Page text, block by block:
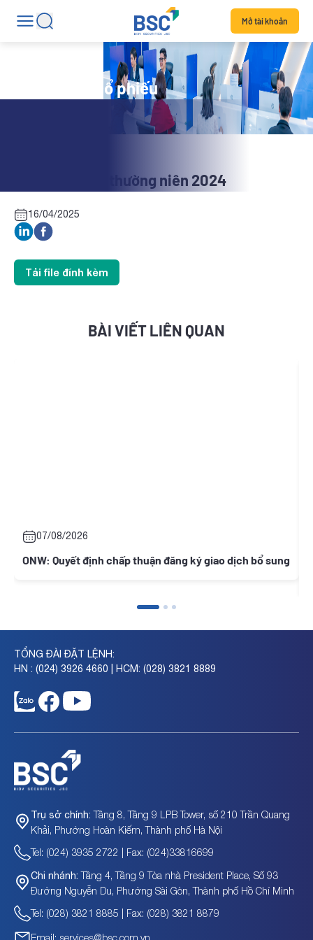
Mở tài khoản
Tin tức mã cổ phiếu
SSM: Báo cáo thường niên 2024
16/04/2025
Tải file đính kèm
BÀI VIẾT LIÊN QUAN
07/08/2026
ONW: Quyết định chấp thuận đăng ký giao dịch bổ sung
TỔNG ĐÀI ĐẶT LỆNH:
HN : (024) 3926 4660 | HCM: (028) 3821 8889
Trụ sở chính: Tầng 8, Tầng 9 LPB Tower, số 210 Trần Quang
Khải, Phường Hoàn Kiếm, Thành phố Hà Nội
Tel: (024) 3935 2722 | Fax: (024)33816699
Chi nhánh: Tầng 4, Tầng 9 Tòa nhà President Place, Số 93
Đường Nguyễn Du, Phường Sài Gòn, Thành phố Hồ Chí Minh
Tel: (028) 3821 8885 | Fax: (028) 3821 8879
Email: services@bsc.com.vn